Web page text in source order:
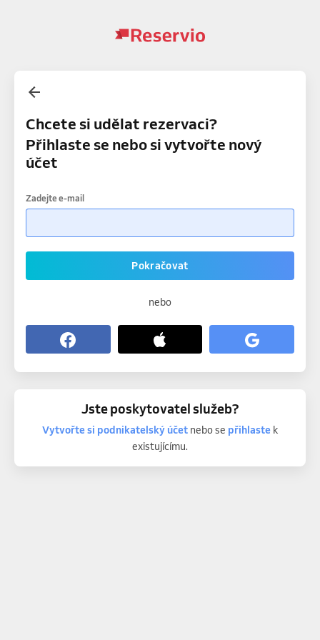
Chcete si udělat rezervaci?
Přihlaste se nebo si vytvořte nový
účet
Zadejte e-mail
Pokračovat
nebo
Jste poskytovatel služeb?
Vytvořte si podnikatelský účetnebo se přihlastek
existujícímu.